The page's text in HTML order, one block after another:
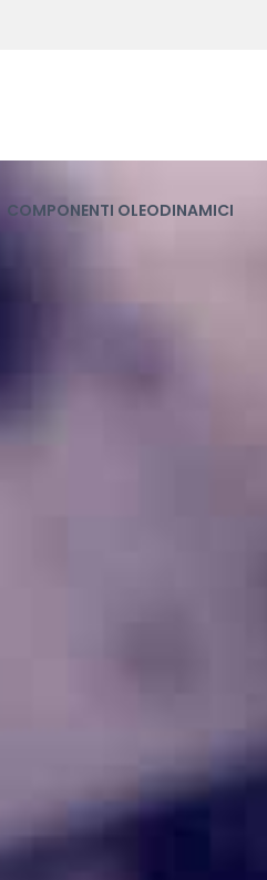
COMPONENTI OLEODINAMICI